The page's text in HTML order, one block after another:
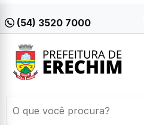
(54) 3520 7000